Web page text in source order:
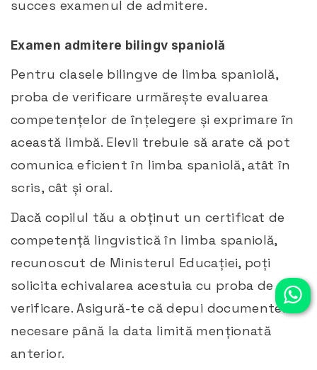
succes examenul de admitere.
Examen admitere bilingv spaniolă
Pentru clasele bilingve de limba spaniolă,
proba de verificare urmărește evaluarea
competențelor de înțelegere și exprimare în
această limbă. Elevii trebuie să arate că pot
comunica eficient în limba spaniolă, atât în
scris, cât și oral.​
Dacă copilul tău a obținut un certificat de
competență lingvistică în limba spaniolă,
recunoscut de Ministerul Educației, poți
solicita echivalarea acestuia cu proba de
verificare. Asigură-te că depui documentele
necesare până la data limită menționată
anterior. ​